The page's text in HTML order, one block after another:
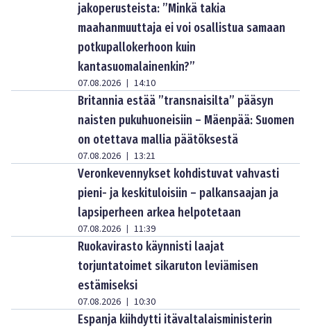
jakoperusteista: ”Minkä takia
maahanmuuttaja ei voi osallistua samaan
potkupallokerhoon kuin
kantasuomalainenkin?”
07.08.2026 | 14:10
Britannia estää ”transnaisilta” pääsyn
naisten pukuhuoneisiin – Mäenpää: Suomen
on otettava mallia päätöksestä
07.08.2026 | 13:21
Veronkevennykset kohdistuvat vahvasti
pieni- ja keskituloisiin – palkansaajan ja
lapsiperheen arkea helpotetaan
07.08.2026 | 11:39
Ruokavirasto käynnisti laajat
torjuntatoimet sikaruton leviämisen
estämiseksi
07.08.2026 | 10:30
Espanja kiihdytti itävaltalaisministerin